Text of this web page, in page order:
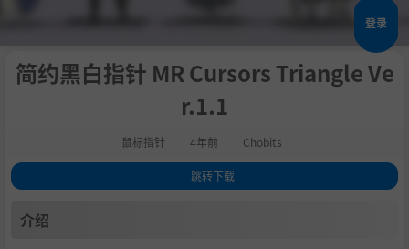
登录
简约黑白指针 MR Cursors Triangle Ve
r.1.1
鼠标指针 4年前 Chobits
跳转下载
2 .下载
介绍